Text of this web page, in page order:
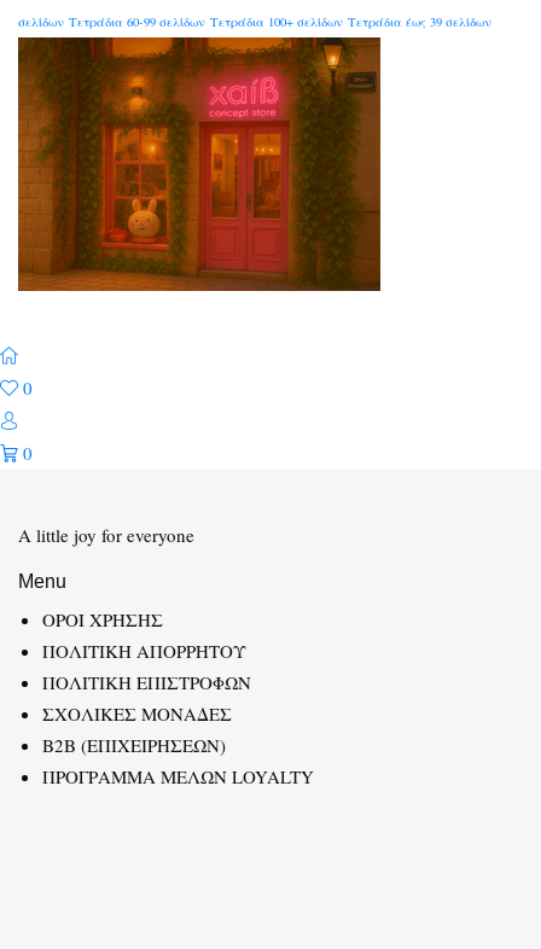
σελίδων Τετράδια 60-99 σελίδων Τετράδια 100+ σελίδων Τετράδια έως 39 σελίδων
0
0
A little joy for everyone
Menu
ΟΡΟΙ ΧΡΗΣΗΣ
ΠΟΛΙΤΙΚΗ ΑΠΟΡΡΗΤΟΥ
ΠΟΛΙΤΙΚΗ ΕΠΙΣΤΡΟΦΩΝ
ΣΧΟΛΙΚΕΣ ΜΟΝΑΔΕΣ
B2B (ΕΠΙΧΕΙΡΗΣΕΩΝ)
ΠΡΟΓΡΑΜΜΑ ΜΕΛΩΝ LOYALTY